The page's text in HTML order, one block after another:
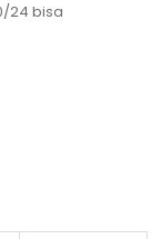
24 bisa